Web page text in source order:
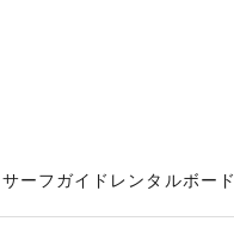
サーフガイド レンタルボード